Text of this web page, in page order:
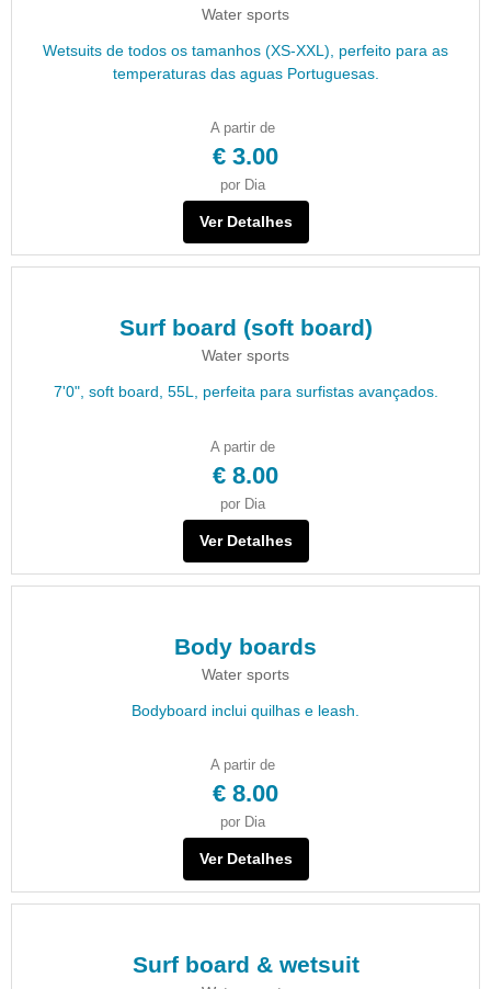
Water sports
Wetsuits de todos os tamanhos (XS-XXL), perfeito para as
temperaturas das aguas Portuguesas.
A partir de
€ 3.00
por Dia
Ver Detalhes
Surf board (soft board)
Water sports
7'0", soft board, 55L, perfeita para surfistas avançados.
A partir de
€ 8.00
por Dia
Ver Detalhes
Body boards
Water sports
Bodyboard inclui quilhas e leash.
A partir de
€ 8.00
por Dia
Ver Detalhes
Surf board & wetsuit